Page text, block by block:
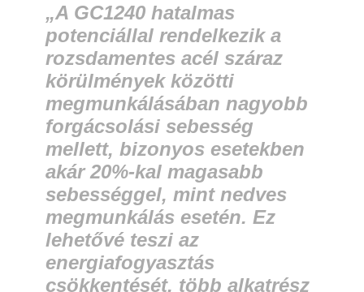
„A GC1240 hatalmas
potenciállal rendelkezik a
rozsdamentes acél száraz
körülmények közötti
megmunkálásában nagyobb
forgácsolási sebesség
mellett, bizonyos esetekben
akár 20%-kal magasabb
sebességgel, mint nedves
megmunkálás esetén. Ez
lehetővé teszi az
energiafogyasztás
csökkentését, több alkatrész